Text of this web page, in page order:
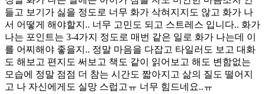
들고 보기가 싫을 정도로 너무 화가 삭혀지지도 않고 화가 나
서 어떻게 해야할지.. 너무 고민도 되고 스트레스 입니다.. 화가
나는 포인트는 3-4가지 정도로 매번 같은 일로 화가 나는데 이
를 어찌해야 좋을지.. 정말 마음을 다잡고 타일러도 보고 대화
도 해보고 편지도 써보고 책도 같이 읽어보고 해도 변함없는
모습에 정말 점점 더 참는 시간도 짧아지고 삶의 질도 떨어지
고 나 자신에게도 실망 스럽고ㅠ 너무 힘드네요..ㅠ